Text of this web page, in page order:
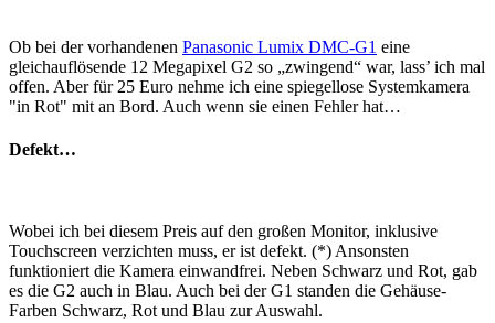
Ob bei der vorhandenen Panasonic Lumix DMC-G1 eine
gleichauflösende 12 Megapixel G2 so „zwingend“ war, lass’ ich mal
offen. Aber für 25 Euro nehme ich eine spiegellose Systemkamera
"in Rot" mit an Bord. Auch wenn sie einen Fehler hat…
Defekt…
Wobei ich bei diesem Preis auf den großen Monitor, inklusive
Touchscreen verzichten muss, er ist defekt. (*) Ansonsten
funktioniert die Kamera einwandfrei. Neben Schwarz und Rot, gab
es die G2 auch in Blau. Auch bei der G1 standen die Gehäuse-
Farben Schwarz, Rot und Blau zur Auswahl.